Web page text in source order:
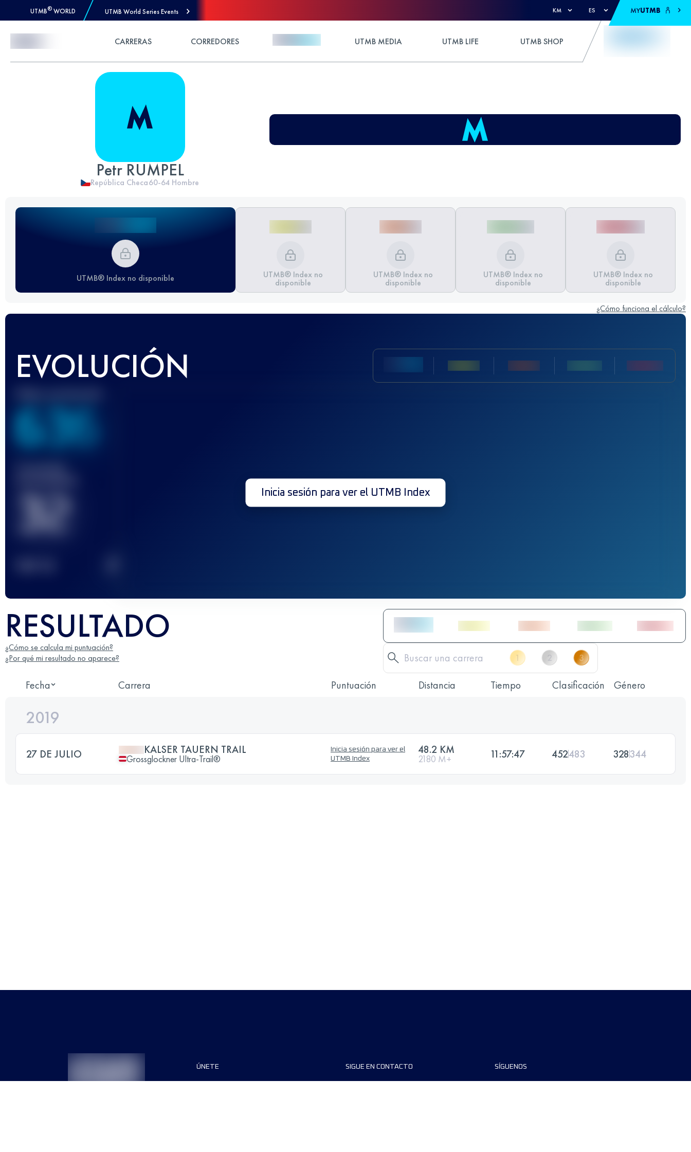
UTMB® WORLD UTMB World Series Events KM ES MYUTMB
CARRERAS CORREDORES UTMB MEDIA UTMB LIFE UTMB SHOP
Petr RUMPEL
República Checa60-64 Hombre
UTMB® Index no disponible UTMB® Index no
disponible
UTMB® Index no
disponible
UTMB® Index no
disponible
UTMB® Index no
disponible
¿Cómo funciona el cálculo?
EVOLUCIÓN
636
32 Inicia sesión para ver el UTMB Index
RESULTADO
¿Cómo se calcula mi puntuación?
¿Por qué mi resultado no aparece?
Fecha Carrera Puntuación Distancia Tiempo Clasificación Género
2019
27 DE JULIO KALSER TAUERN TRAIL
Grossglockner Ultra-Trail®
Inicia sesión para ver el
UTMB Index
48.2 KM
2180 M+ 11:57:47 452483 328344
ÚNETE SIGUE EN CONTACTO SÍGUENOS